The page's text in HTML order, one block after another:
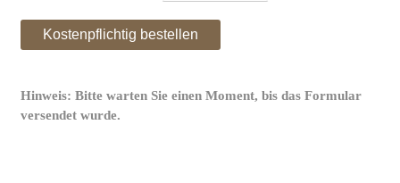
Hinweis: Bitte warten Sie einen Moment, bis das Formular
versendet wurde.